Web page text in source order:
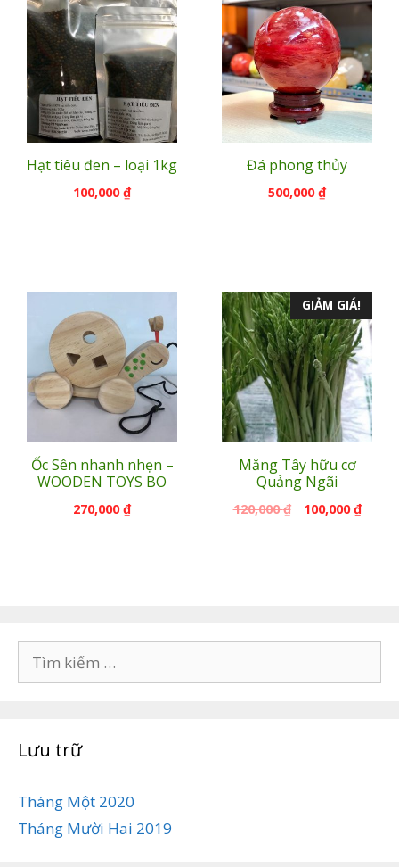
Hạt tiêu đen – loại 1kg
100,000₫
Đá phong thủy
500,000₫
Ốc Sên nhanh nhẹn –
WOODEN TOYS BO
270,000₫
GIẢM GIÁ!
Măng Tây hữu cơ
Quảng Ngãi
120,000₫ 100,000₫
kiếm
Lưu trữ
Tháng Một 2020
Tháng Mười Hai 2019